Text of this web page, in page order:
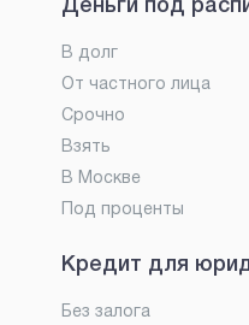
Деньги под
В долг
От частного лица
Срочно
Взять
В Москве
Под проценты
Кредит для
Без залога